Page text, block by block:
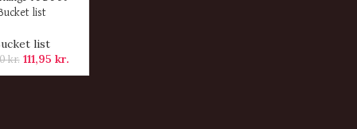
list
list
kr. 111,95 kr.